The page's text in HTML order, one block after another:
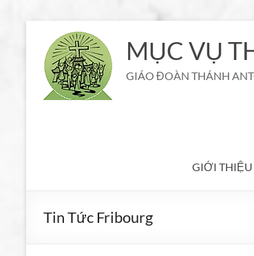
contenu
MỤC VỤ
GIÁO ĐOÀN THÁNH
GIỚI THIỆU
Tin Tức Fribourg